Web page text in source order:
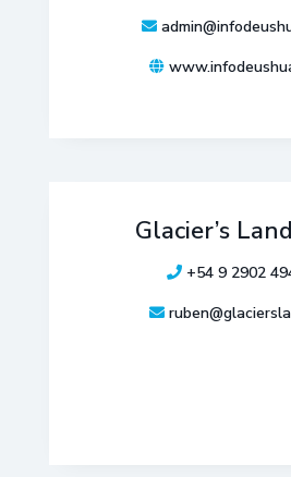
Glacier’s
+54 9 2902